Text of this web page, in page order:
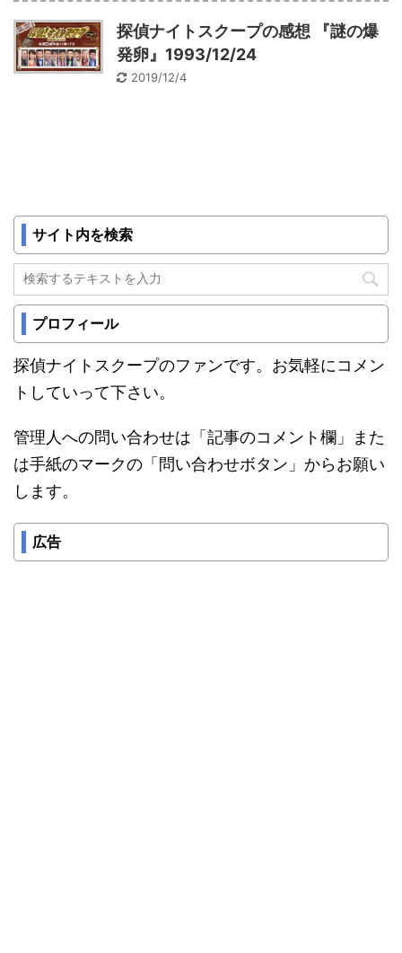
探偵ナイトスクープの感想 『謎の爆
発卵』1993/12/24
2019/12/4
サイト内を検索
プロフィール
探偵ナイトスクープのファンです。お気軽にコメン
トしていって下さい。
管理人への問い合わせは「記事のコメント欄」また
は手紙のマークの「問い合わせボタン」からお願い
します。
広告